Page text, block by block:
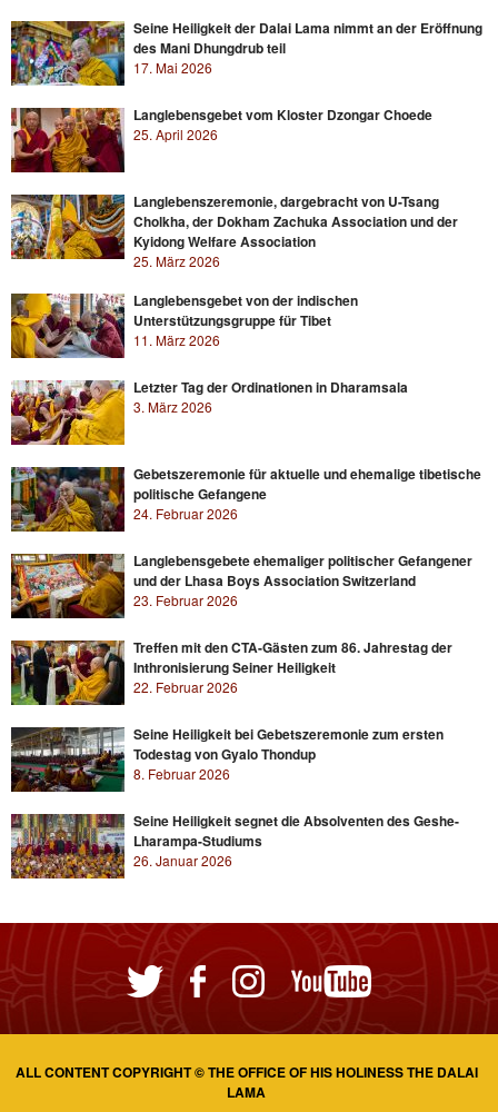
Seine Heiligkeit der Dalai Lama nimmt an der Eröffnung
des Mani Dhungdrub teil
17. Mai 2026
Langlebensgebet vom Kloster Dzongar Choede
25. April 2026
Langlebenszeremonie, dargebracht von U-Tsang
Cholkha, der Dokham Zachuka Association und der
Kyidong Welfare Association
25. März 2026
Langlebensgebet von der indischen
Unterstützungsgruppe für Tibet
11. März 2026
Letzter Tag der Ordinationen in Dharamsala
3. März 2026
Gebetszeremonie für aktuelle und ehemalige tibetische
politische Gefangene
24. Februar 2026
Langlebensgebete ehemaliger politischer Gefangener
und der Lhasa Boys Association Switzerland
23. Februar 2026
Treffen mit den CTA-Gästen zum 86. Jahrestag der
Inthronisierung Seiner Heiligkeit
22. Februar 2026
Seine Heiligkeit bei Gebetszeremonie zum ersten
Todestag von Gyalo Thondup
8. Februar 2026
Seine Heiligkeit segnet die Absolventen des Geshe-
Lharampa-Studiums
26. Januar 2026
ALL CONTENT COPYRIGHT © THE OFFICE OF HIS HOLINESS THE DALAI
LAMA